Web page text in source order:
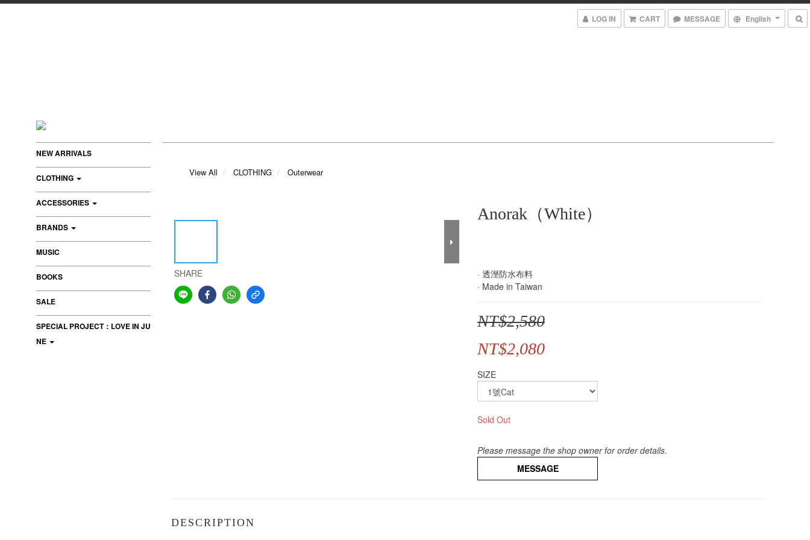
LOG IN CART MESSAGE English
NEW ARRIVALS
CLOTHING
ACCESSORIES
BRANDS
MUSIC
BOOKS
SALE
SPECIAL PROJECT：LOVE IN JU
NE
View All CLOTHING Outerwear
SHARE
Anorak（White）
· 透溼防水布料
· Made in Taiwan
NT$2,580
NT$2,080
SIZE
Sold Out
Please message the shop owner for order details.
MESSAGE
DESCRIPTION